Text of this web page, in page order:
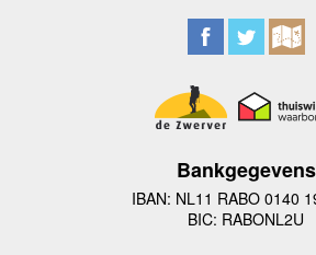
Bankgegevens
IBAN: NL11 RABO 0140
BIC: RABONL2U